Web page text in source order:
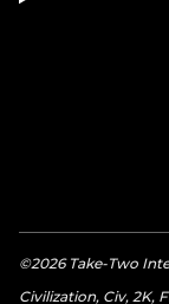
©2026 Take-Two
Civilization, Civ, 2K,